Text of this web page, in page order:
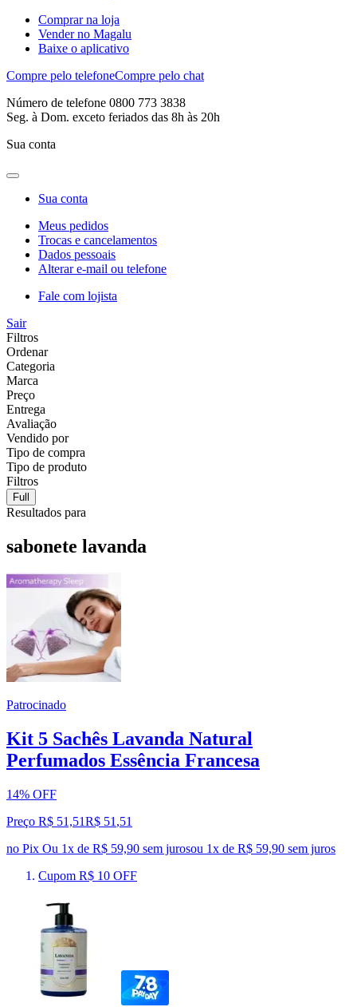
Comprar na loja
Vender no Magalu
Baixe o aplicativo
Compre pelo telefoneCompre pelo chat
Número de telefone 0800 773 3838
Seg. à Dom. exceto feriados das 8h às 20h
Sua conta
Sua conta
Meus pedidos
Trocas e cancelamentos
Dados pessoais
Alterar e-mail ou telefone
Fale com lojista
Sair
Filtros
Ordenar
Categoria
Marca
Preço
Entrega
Avaliação
Vendido por
Tipo de compra
Tipo de produto
Filtros
Full
Resultados para
sabonete lavanda
Patrocinado
Kit 5 Sachês Lavanda Natural
Perfumados Essência Francesa
14% OFF
Preço R$ 51,51R$ 51 ,51
no Pix Ou 1x de R$ 59,90 sem jurosou 1x de R$ 59,90 sem juros
Cupom R$ 10 OFF